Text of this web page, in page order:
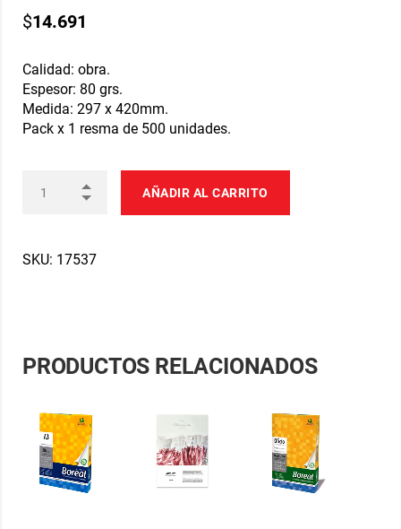
$14.691
Calidad: obra.
Espesor: 80 grs.
Medida: 297 x 420mm.
Pack x 1 resma de 500 unidades.
AÑADIR AL CARRITO
SKU: 17537
PRODUCTOS RELACIONADOS